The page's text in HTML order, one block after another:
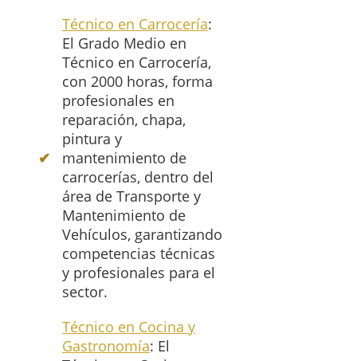
Técnico en Carrocería:
El Grado Medio en
Técnico en Carrocería,
con 2000 horas, forma
profesionales en
reparación, chapa,
pintura y
mantenimiento de
carrocerías, dentro del
área de Transporte y
Mantenimiento de
Vehículos, garantizando
competencias técnicas
y profesionales para el
sector.
Técnico en Cocina y
Gastronomía: El